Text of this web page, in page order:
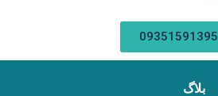
09351591395
بلاگ